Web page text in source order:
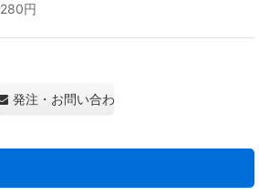
280円
発注・お問い合わせ・見積もり依頼